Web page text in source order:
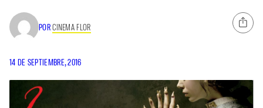
PORCINEMA FLOR
14 DE SEPTIEMBRE, 2016